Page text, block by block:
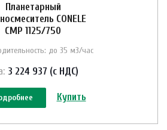
Планетарный
CONELE
CMP 1125/750
до 35 м3/час
3 224 937 (с НДС)
Купить